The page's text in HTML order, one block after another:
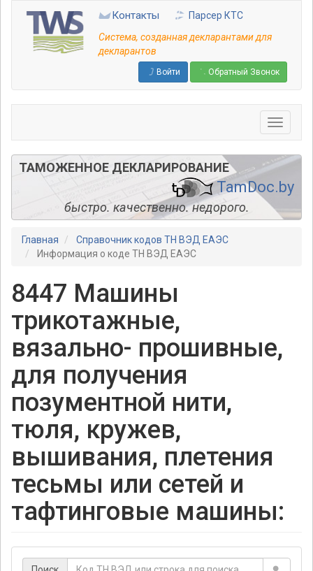
основному
содержанию
Контакты
Парсер КТС
Система, созданная декларантами для
декларантов
Войти Обратный Звонок
ТАМОЖЕННОЕ ДЕКЛАРИРОВАНИЕ
TamDoc.by
быстро. качественно. недорого.
Главная
Справочник кодов ТН ВЭД ЕАЭС
Информация о коде ТН ВЭД ЕАЭС
8447 Машины
трикотажные,
вязально- прошивные,
для получения
позументной нити,
тюля, кружев,
вышивания, плетения
тесьмы или сетей и
тафтинговые машины: